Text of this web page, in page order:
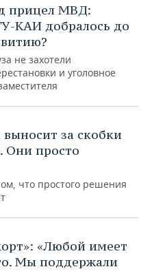
прицел МВД:
КАИ добралось до
не захотели
и уголовное
за скобки
Они просто
что простого решения
«Любой имеет
Мы поддержали